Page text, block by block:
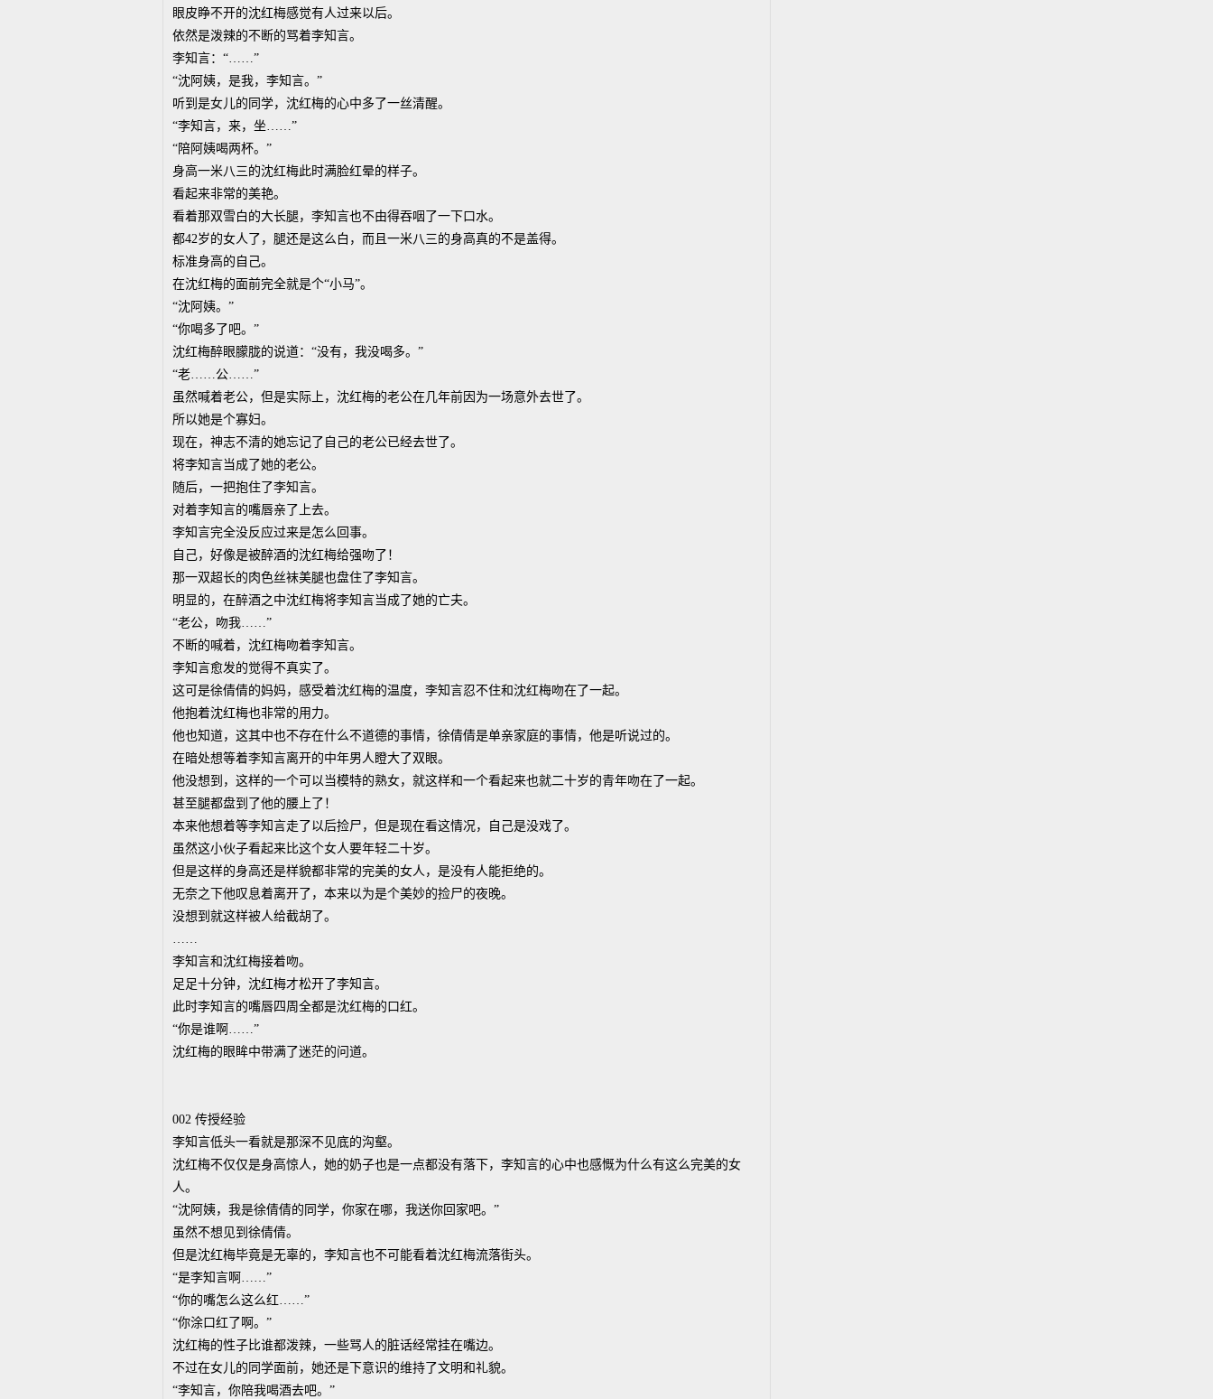
眼皮睁不开的沈红梅感觉有人过来以后。
依然是泼辣的不断的骂着李知言。
李知言：“……”
“沈阿姨，是我，李知言。”
听到是女儿的同学，沈红梅的心中多了一丝清醒。
“李知言，来，坐……”
“陪阿姨喝两杯。”
身高一米八三的沈红梅此时满脸红晕的样子。
看起来非常的美艳。
看着那双雪白的大长腿，李知言也不由得吞咽了一下口水。
都42岁的女人了，腿还是这么白，而且一米八三的身高真的不是盖得。
标准身高的自己。
在沈红梅的面前完全就是个“小马”。
“沈阿姨。”
“你喝多了吧。”
沈红梅醉眼朦胧的说道：“没有，我没喝多。”
“老……公……”
虽然喊着老公，但是实际上，沈红梅的老公在几年前因为一场意外去世了。
所以她是个寡妇。
现在，神志不清的她忘记了自己的老公已经去世了。
将李知言当成了她的老公。
随后，一把抱住了李知言。
对着李知言的嘴唇亲了上去。
李知言完全没反应过来是怎么回事。
自己，好像是被醉酒的沈红梅给强吻了！
那一双超长的肉色丝袜美腿也盘住了李知言。
明显的，在醉酒之中沈红梅将李知言当成了她的亡夫。
“老公，吻我……”
不断的喊着，沈红梅吻着李知言。
李知言愈发的觉得不真实了。
这可是徐倩倩的妈妈，感受着沈红梅的温度，李知言忍不住和沈红梅吻在了一起。
他抱着沈红梅也非常的用力。
他也知道，这其中也不存在什么不道德的事情，徐倩倩是单亲家庭的事情，他是听说过的。
在暗处想等着李知言离开的中年男人瞪大了双眼。
他没想到，这样的一个可以当模特的熟女，就这样和一个看起来也就二十岁的青年吻在了一起。
甚至腿都盘到了他的腰上了！
本来他想着等李知言走了以后捡尸，但是现在看这情况，自己是没戏了。
虽然这小伙子看起来比这个女人要年轻二十岁。
但是这样的身高还是样貌都非常的完美的女人，是没有人能拒绝的。
无奈之下他叹息着离开了，本来以为是个美妙的捡尸的夜晚。
没想到就这样被人给截胡了。
……
李知言和沈红梅接着吻。
足足十分钟，沈红梅才松开了李知言。
此时李知言的嘴唇四周全都是沈红梅的口红。
“你是谁啊……”
沈红梅的眼眸中带满了迷茫的问道。
002 传授经验
李知言低头一看就是那深不见底的沟壑。
沈红梅不仅仅是身高惊人，她的奶子也是一点都没有落下，李知言的心中也感慨为什么有这么完美的女
人。
“沈阿姨，我是徐倩倩的同学，你家在哪，我送你回家吧。”
虽然不想见到徐倩倩。
但是沈红梅毕竟是无辜的，李知言也不可能看着沈红梅流落街头。
“是李知言啊……”
“你的嘴怎么这么红……”
“你涂口红了啊。”
沈红梅的性子比谁都泼辣，一些骂人的脏话经常挂在嘴边。
不过在女儿的同学面前，她还是下意识的维持了文明和礼貌。
“李知言，你陪我喝酒去吧。”